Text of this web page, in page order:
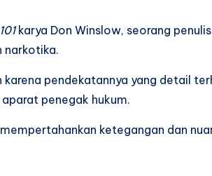
karya Don Winslow, seorang
narkotika.
pendekatannya yang detail
penegak hukum.
ketegangan dan